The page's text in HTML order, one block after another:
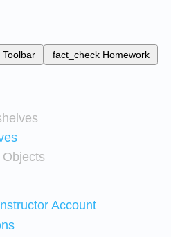
Toolbar fact_check Homework
Account